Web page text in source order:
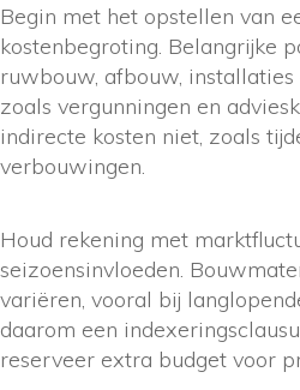
Begin met het opstellen van
kostenbegroting. Belangrijke
ruwbouw, afbouw, installaties
zoals vergunningen en
indirecte kosten niet, zoals
verbouwingen.
Houd rekening met
seizoensinvloeden.
variëren, vooral bij
daarom een
reserveer extra budget voor